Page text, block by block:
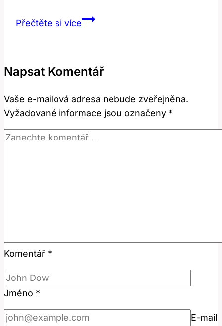
Přečtěte si víceSpadlá
Co
Napsat Komentář
Vaše e-mailová adresa nebude zveřejněna.
Vyžadované informace jsou označeny *
Komentář *
Jméno *
E-mail